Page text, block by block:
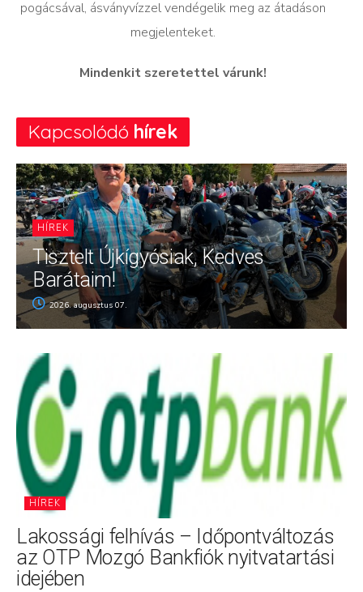
pogácsával, ásványvízzel vendégelik meg az átadáson
megjelenteket.
Mindenkit szeretettel várunk!
Kapcsolódó hírek
HÍREK
Tisztelt Újkígyósiak, Kedves
Barátaim!
2026. augusztus 07.
HÍREK
Lakossági felhívás – Időpontváltozás
az OTP Mozgó Bankfiók nyitvatartási
idejében